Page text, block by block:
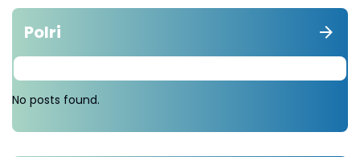
Polri
No posts found.